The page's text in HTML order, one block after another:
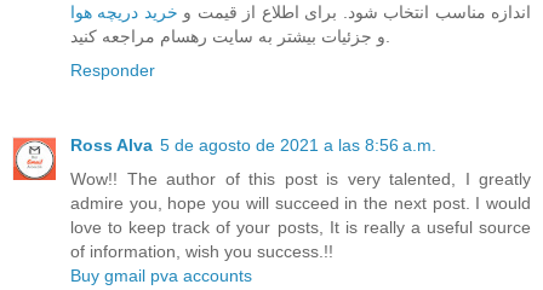
اندازه مناسب انتخاب شود. برای اطلاع از قیمت و خرید دریچه هوا
و جزئیات بیشتر به سایت رهسام مراجعه کنید.
Responder
Ross Alva 5 de agosto de 2021 a las 8:56 a.m.
Wow!! The author of this post is very talented, I greatly
admire you, hope you will succeed in the next post. I would
love to keep track of your posts, It is really a useful source
of information, wish you success.!!
Buy gmail pva accounts